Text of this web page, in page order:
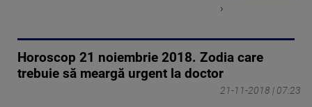
›
Horoscop 21 noiembrie 2018. Zodia care
trebuie să meargă urgent la doctor
21-11-2018 | 07:23